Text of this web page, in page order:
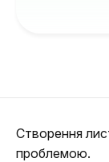
Створення
проблемою.